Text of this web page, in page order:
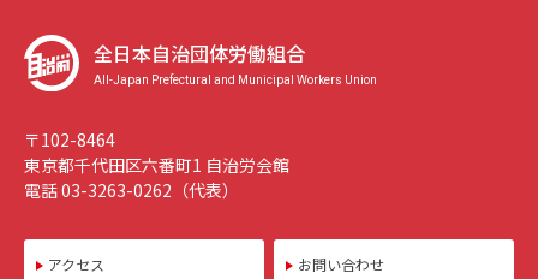
全日本自治団体労働組合
All-Japan Prefectural and Municipal Workers Union
〒102-8464
東京都千代田区六番町1 自治労会館
電話 03-3263-0262（代表）
アクセス お問い合わせ